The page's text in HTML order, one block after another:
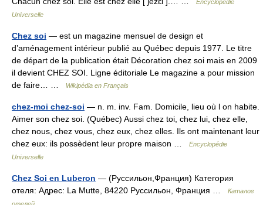
Encyclopédie
Universelle
Chez soi — est un magazine mensuel de design et
d’aménagement intérieur publié au Québec depuis 1977. Le titre
de départ de la publication était Décoration chez soi mais en 2009
il devient CHEZ SOI. Ligne éditoriale Le magazine a pour mission
de faire… …
Wikipédia en Français
chez-moi chez-soi — n. m. inv. Fam. Domicile, lieu où l on habite.
Aimer son chez soi. (Québec) Aussi chez toi, chez lui, chez elle,
chez nous, chez vous, chez eux, chez elles. Ils ont maintenant leur
chez eux: ils possèdent leur propre maison …
Encyclopédie
Universelle
Chez Soi en Luberon — (Руссильон,Франция) Категория
отеля: Адрес: La Mutte, 84220 Руссильон, Франция …
Каталог